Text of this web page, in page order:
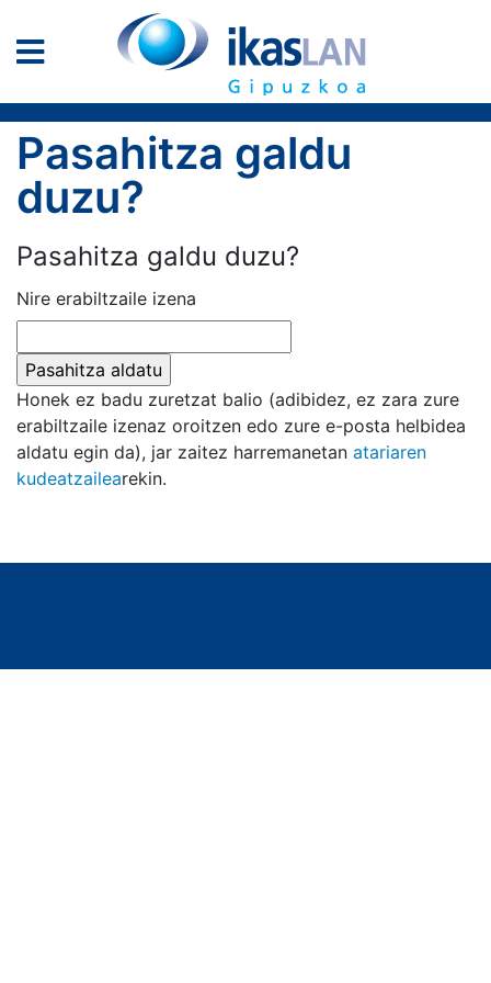
Pasahitza galdu
duzu?
Pasahitza galdu duzu?
Nire erabiltzaile izena
Honek ez badu zuretzat balio (adibidez, ez zara zure
erabiltzaile izenaz oroitzen edo zure e-posta helbidea
aldatu egin da), jar zaitez harremanetan atariaren
kudeatzailearekin.